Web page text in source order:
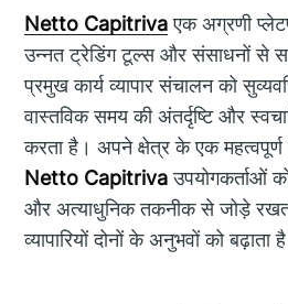
Netto Capitrivaएक अग्रणी
उन्नत ट्रेडिंग टूल्स और संसाधनों से
प्रमुख कार्य व्यापार संचालन को
वास्तविक समय की अंतर्दृष्टि और
करता है। अपने क्षेत्र के एक
Netto Capitrivaउपयोगकर्ताओं
और अत्याधुनिक तकनीक से जोड़े
व्यापारियों दोनों के अनुभवों को बढ़ाता